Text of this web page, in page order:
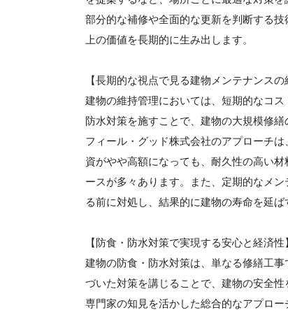
部分的な補修や全面的な更新を判断する
上の価値を長期的に生み出します。
【長期的な視点で見る建物メンテナンスの
建物の維持管理においては、短期的なコ
防水対策を施すことで、建物の大規模修
フィール・グッド株式会社のアプローチ
資がやや高額になっても、耐久性の高い
ースが多々あります。また、定期的なメ
る前に対処し、結果的に建物の寿命を延ば
【防食・防水対策で実現する安心と経済性
建物の防食・防水対策は、単なる修繕工
づいた対策を講じることで、建物の安全
専門家の知見を活かした総合的なアプロ